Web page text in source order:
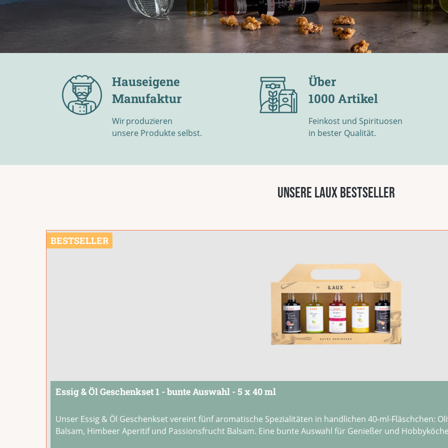
Hauseigene
Manufaktur
Wir produzieren
unsere Produkte selbst.
Über
1000 Artikel
Feinkost und Spirituosen
in bester Qualität.
Unsere LAUX Bestseller
Produktgalerie überspringen
BESTSELLER
Essig & Öl Geschenkset 1 - bunte Auswahl - 5 x 40 ml
Unser Essig & Öl Geschenkset vereint fünf aromatische Spezialitäten in handlichen 40-ml-Fläschchen:
Balsam, Himbeer Aperitif und Passionsfrucht Balsam. Eine bunte Auswahl für Genießer und